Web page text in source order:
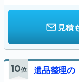
見積
10位 遺品整理の